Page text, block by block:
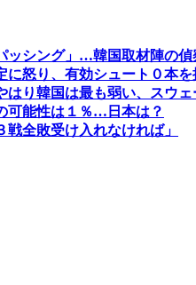
ッシング」…韓国取材陣の偵
に怒り、有効シュート０本を
はり韓国は最も弱い、スウェ
可能性は１％…日本は？
全敗受け入れなければ」